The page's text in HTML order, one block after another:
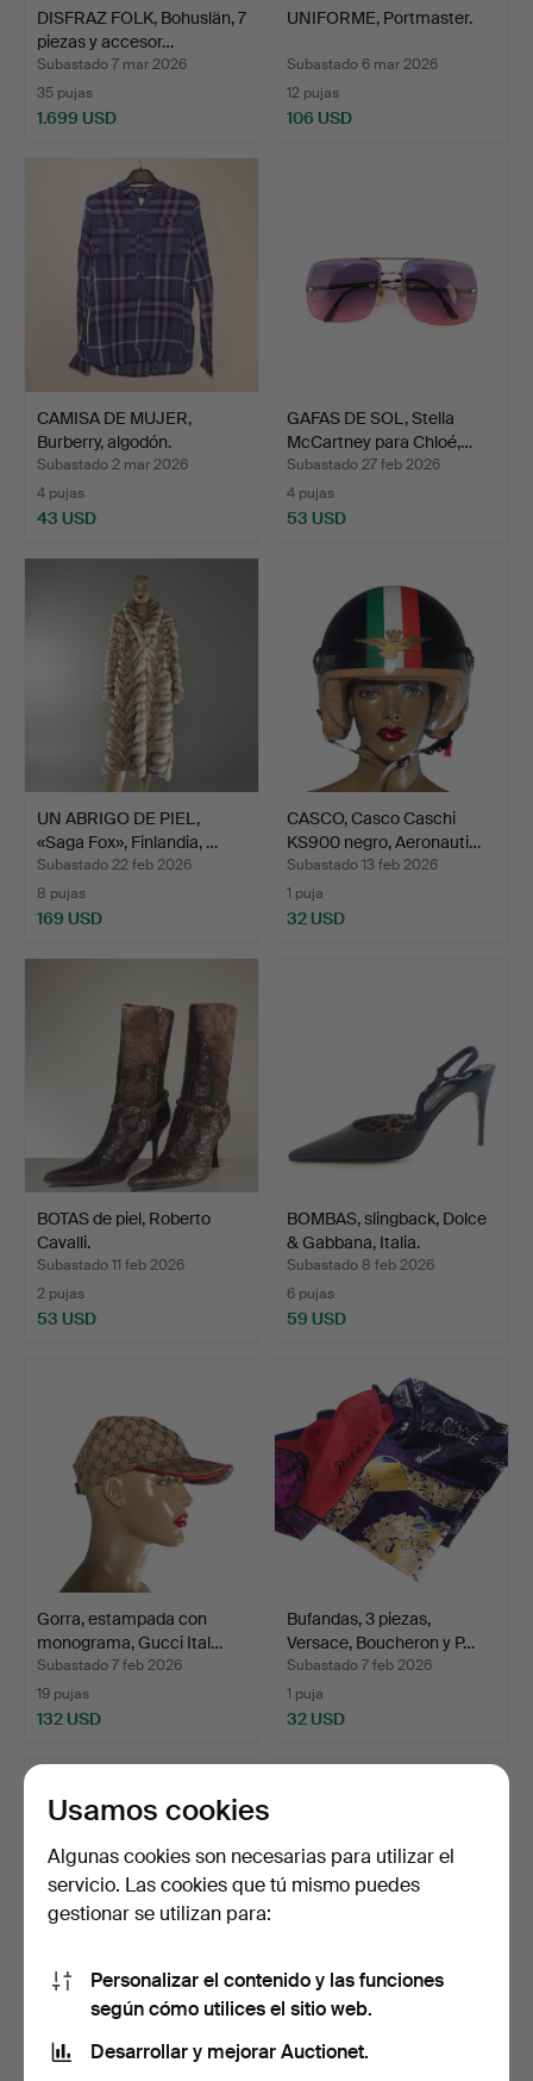
DISFRAZ FOLK, Bohuslän, 7
piezas y accesor…
Subastado 7 mar 2026
35 pujas
1.699 USD
UNIFORME, Portmaster.
Subastado 6 mar 2026
12 pujas
106 USD
CAMISA DE MUJER,
Burberry, algodón.
Subastado 2 mar 2026
4 pujas
43 USD
GAFAS DE SOL, Stella
McCartney para Chloé,…
Subastado 27 feb 2026
4 pujas
53 USD
UN ABRIGO DE PIEL,
«Saga Fox», Finlandia, …
Subastado 22 feb 2026
8 pujas
169 USD
CASCO, Casco Caschi
KS900 negro, Aeronauti…
Subastado 13 feb 2026
1 puja
32 USD
BOTAS de piel, Roberto
Cavalli.
Subastado 11 feb 2026
2 pujas
53 USD
BOMBAS, slingback, Dolce
& Gabbana, Italia.
Subastado 8 feb 2026
6 pujas
59 USD
Gorra, estampada con
monograma, Gucci Ital…
Subastado 7 feb 2026
19 pujas
132 USD
Bufandas, 3 piezas,
Versace, Boucheron y P…
Subastado 7 feb 2026
1 puja
32 USD
BOTINES, piel, Yves Saint
Laurent, talla 3…
Subastado 7 feb 2026
Gorra, estampada con
monograma, Gucci Ital…
Usamos cookies
Algunas cookies son necesarias para utilizar el
servicio. Las cookies que tú mismo puedes
gestionar se utilizan para:
Personalizar el contenido y las funciones
según cómo utilices el sitio web.
Desarrollar y mejorar Auctionet.